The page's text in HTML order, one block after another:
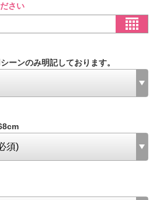
さい
ーンのみ明記しております。